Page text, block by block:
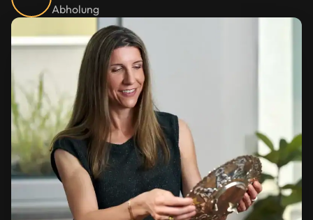
Abholung